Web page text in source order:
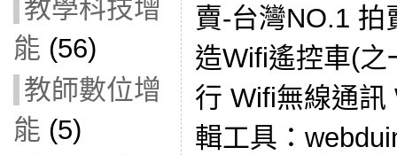
教學科技增
能 (56)
教師數位增
能 (5)
賣-台灣NO.1
造Wifi遙控車(
行 Wifi無線通訊
輯工具：